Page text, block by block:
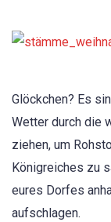
Glöckchen? Es
Wetter durch die
ziehen, um
Königreiches zu
eures Dorfes
aufschlagen.